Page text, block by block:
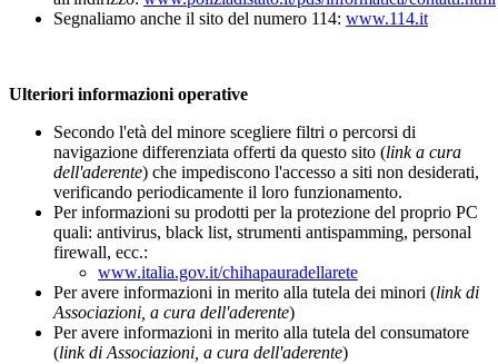
Segnaliamo anche il sito del numero 114: www.114.it
Ulteriori informazioni operative
Secondo l'età del minore scegliere filtri o percorsi di
navigazione differenziata offerti da questo sito (link a cura
dell'aderente) che impediscono l'accesso a siti non desiderati,
verificando periodicamente il loro funzionamento.
Per informazioni su prodotti per la protezione del proprio PC
quali: antivirus, black list, strumenti antispamming, personal
firewall, ecc.:
www.italia.gov.it/chihapauradellarete
Per avere informazioni in merito alla tutela dei minori (link di
Associazioni, a cura dell'aderente)
Per avere informazioni in merito alla tutela del consumatore
(link di Associazioni, a cura dell'aderente)